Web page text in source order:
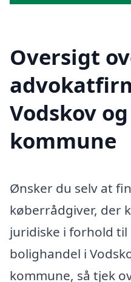
Oversigt
Vodskov
kommune
Ønsker du selv at
køberrådgiver, der
juridiske i forhold til
bolighandel i
kommune, så tjek